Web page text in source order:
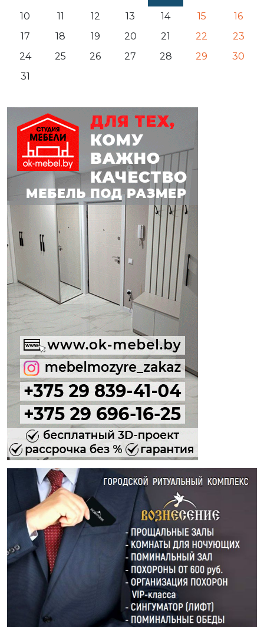
10
11 12 13 14 15
16
17
18 19 20 21 22
23
24
25 26 27 28 29
30
31